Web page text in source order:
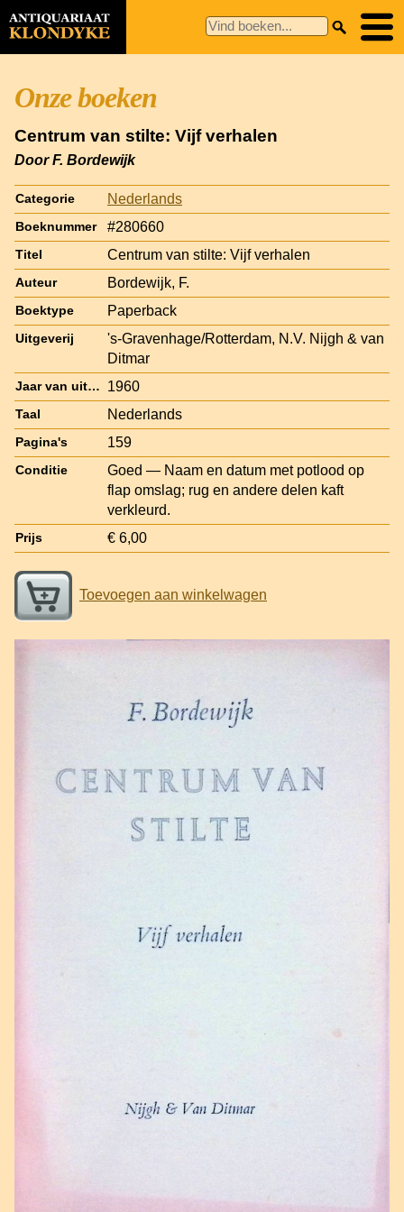
Onze boeken
Centrum van stilte: Vijf verhalen
Door F. Bordewijk
Categorie Nederlands
Boeknummer #280660
Titel Centrum van stilte: Vijf verhalen
Auteur Bordewijk, F.
Boektype Paperback
Uitgeverij
's-Gravenhage/Rotterdam, N.V. Nijgh & van
Ditmar
Jaar van uitgave 1960
Taal Nederlands
Pagina's 159
Conditie
Goed — Naam en datum met potlood op
flap omslag; rug en andere delen kaft
verkleurd.
Prijs € 6,00
Toevoegen aan winkelwagen